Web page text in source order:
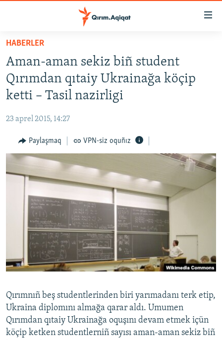
Esas
qaytmaq
Baş
navigatsiyağa
qaytmaq
Qıdıruvğa
qaytmaq
İQTİSADİYAT
MEDENİYET
İNSAN AQLARI
VİDEO
SÜRET
BLOGLAR
FİKİR
Русский
Українською
RFE/RS bütün saytları
HABERLER
Aman-aman sekiz biñ student
Qırımdan qıtaiy Ukrainağa köçip
ketti – Tasil nazirligi
23 aprel 2015, 14:27
Paylaşmaq VPN-siz oquñız
Qırımnıñ beş studentlerinden biri yarımadanı terk etip,
Ukraina diplomını almağa qarar aldı. Umumen
Qırımdan qıtaiy Ukrainağa oquşını devam etmek içün
köçip ketken studentlerniñ sayısı aman-aman sekiz biñ